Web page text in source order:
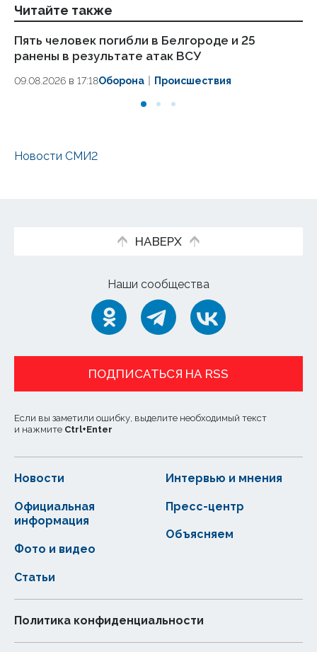
Читайте также
Пять человек погибли в Белгороде и 25
ранены в результате атак ВСУ
09.08.2026 в 17:18Оборона Происшествия
Новости СМИ2
НАВЕРХ
Наши сообщества
ПОДПИСАТЬСЯ НА RSS
Если вы заметили ошибку, выделите необходимый текст
и нажмите Ctrl+Enter
Новости
Статьи
Официальная
информация
Интервью и мнения
Фото и видео
Пресс-центр
Объясняем
Политика конфиденциальности